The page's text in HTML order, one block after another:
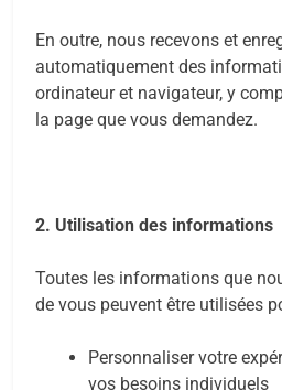
En outre, nous recevons et
automatiquement des
ordinateur et navigateur, y
la page que vous demandez.
2. Utilisation des informations
Toutes les informations que
de vous peuvent être utilisées
Personnaliser votre
vos besoins individuels